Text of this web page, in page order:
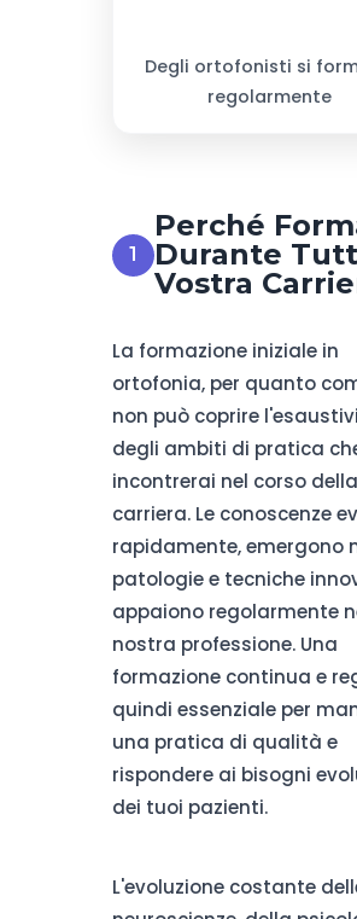
Degli ortofonisti si
regolarmente
Perché
Durante
Vostra
La formazione iniziale in
ortofonia, per quanto
non può coprire
degli ambiti di pratica
incontrerai nel corso
carriera. Le conoscenze
rapidamente, emergono
patologie e tecniche
appaiono regolarmente
nostra professione. Una
formazione continua e
quindi essenziale per
una pratica di qualità e
rispondere ai bisogni
dei tuoi pazienti.
L'evoluzione costante